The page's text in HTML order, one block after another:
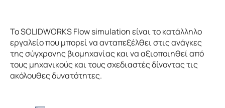
Το SOLIDWORKS Flow simulation είναι το κατάλληλο
εργαλείο που μπορεί να ανταπεξέλθει στις ανάγκες
της σύγχρονης βιομηχανίας και να αξιοποιηθεί από
τους μηχανικούς και τους σχεδιαστές δίνοντας τις
ακόλουθες δυνατότητες.